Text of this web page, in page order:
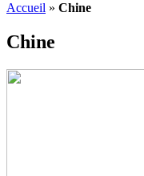
Accueil » Chine
Chine